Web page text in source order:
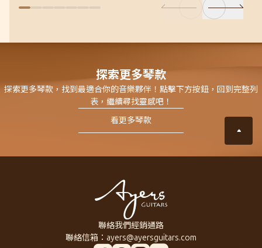
探索更多琴款
探索更多琴款，找到最適合你的音樂夥伴！點擊下方按鈕，回到完整列
表，繼續尋找靈感吧！
看更多琴款
聯絡我們經銷通路
聯絡信箱： ayers@ayersguitars.com